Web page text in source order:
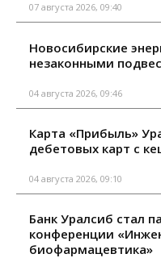
07 августа 2026, 09:40
Новосибирские
незаконными
04 августа 2026, 09:46
Карта «Прибыль»
дебетовых карт с
04 августа 2026, 09:10
Банк Уралсиб стал
конференции
биофармацевтика»